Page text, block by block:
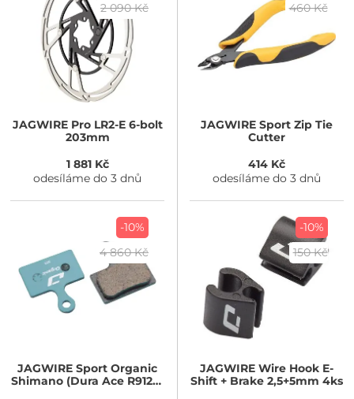
2 090 Kč
JAGWIREPro LR2-E 6-bolt
203mm
1 881 Kč
odesíláme do 3 dnů
460 Kč
JAGWIRESport Zip Tie
Cutter
414 Kč
odesíláme do 3 dnů
-10%
4 860 Kč
JAGWIRE Sport Organic
Shimano (Dura Ace R9120)
-10%
150 Kč
JAGWIREWire Hook E-
Shift + Brake 2,5+5mm 4ks